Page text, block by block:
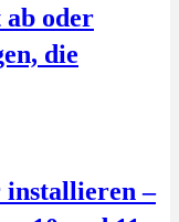
oder
die
–